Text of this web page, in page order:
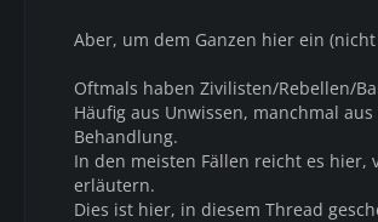
Aber, um dem Ganzen hier ein
Oftmals haben Zivilisten/Rebellen/
Häufig aus Unwissen, manchmal
Behandlung.
In den meisten Fällen reicht es hier,
erläutern.
Dies ist hier, in diesem Thread